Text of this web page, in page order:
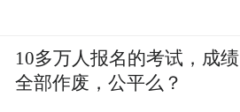
10多万人报名的考试，成绩
全部作废，公平么？